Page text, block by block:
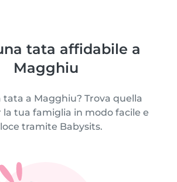
tata affidabile a
Magghiu
tata a Magghiu? Trova quella
tua famiglia in modo facile e
tramite Babysits.